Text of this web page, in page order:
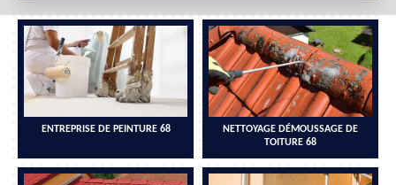
ENTREPRISE DE PEINTURE 68
NETTOYAGE DÉMOUSSAGE DE
TOITURE 68